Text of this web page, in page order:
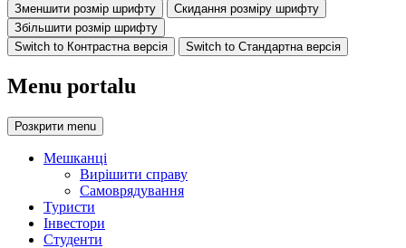
Зменшити розмір шрифту
Скидання розміру шрифту
Збільшити розмір шрифту
Switch to Контрастна версія
Switch to Стандартна версія
Menu portalu
Розкрити menu
Мешканці
Вирішити справу
Самоврядування
Туристи
Інвестори
Студенти